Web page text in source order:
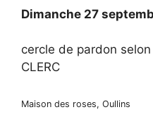
Dimanche 27
cercle de pardon
CLERC
Maison des roses, Oullins